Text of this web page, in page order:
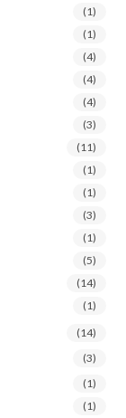
(1)
(1)
(4)
(4)
(4)
(3)
(11)
(1)
(1)
(3)
(1)
(5)
(14)
(1)
(14)
(3)
(1)
(1)